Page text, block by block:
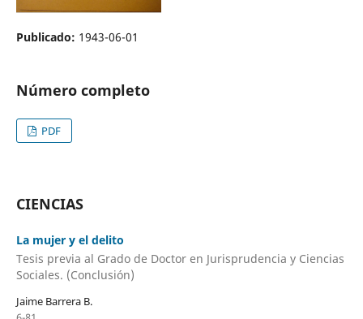
Publicado: 1943-06-01
Número completo
PDF
CIENCIAS
La mujer y el delito
Tesis previa al Grado de Doctor en Jurisprudencia y Ciencias
Sociales. (Conclusión)
Jaime Barrera B.